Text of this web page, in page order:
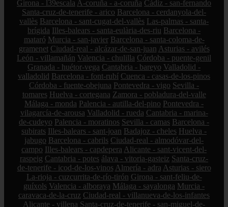
Girona - l39escala A-coruña - a-coruña Cádiz - san-fernando
Santa-cruz-de-tenerife - arico Barcelona - cerdanyola-del-
vallès Barcelona - sant-cugat-del-vallès Las-palmas - santa-
brígida Illes-balears - santa-eulària-des-riu Barcelona -
mataró Murcia - san-javier Barcelona - santa-coloma-de-
gramenet Ciudad-real - alcázar-de-san-juan Asturias - avilés
León - villamañán Valencia - chulilla Córdoba - puente-genil
Granada - huétor-vega Cantabria - bareyo Valladolid -
valladolid Barcelona - font-rubí Cuenca - casas-de-los-pinos
Córdoba - fuente-obejuna Pontevedra - vigo Sevilla -
tomares Huelva - cortegana Zamora - pobladura-del-valle
Málaga - monda Palencia - autilla-del-pino Pontevedra -
vilagarcía-de-arousa Valladolid - rueda Cantabria - marina-
de-cudeyo Palencia - moratinos Sevilla - camas Barcelona -
subirats Illes-balears - sant-joan Badajoz - cheles Huelva -
jabugo Barcelona - cabrils Ciudad-real - almodóvar-del-
campo Illes-balears - capdepera Alicante - sant-vicent-del-
raspeig Cantabria - potes álava - vitoria-gasteiz Santa-cruz-
de-tenerife - icod-de-los-vinos Almería - adra Asturias - siero
La-rioja - cuzcurrita-de-río-tirón Girona - sant-feliu-de-
guíxols Valencia - alboraya Málaga - sayalonga Murcia -
caravaca-de-la-cruz Ciudad-real - villanueva-de-los-infantes
Alicante - villena Santa-cruz-de-tenerife - san-miguel-de-